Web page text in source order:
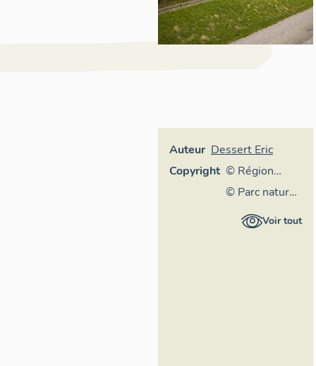
Auteur Dessert Eric
Copyright © Région
Rhône-Alpes,
Inventaire
© Parc naturel
régional duVoir tout